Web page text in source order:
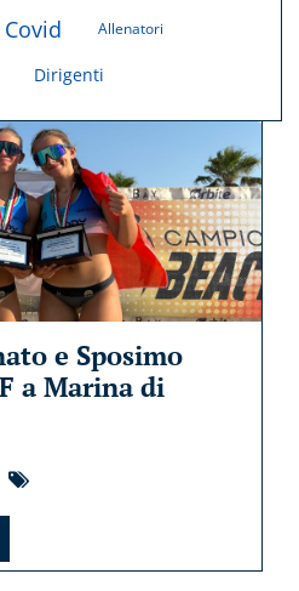
Covid Allenatori
Dirigenti
e Sposimo
a Marina di